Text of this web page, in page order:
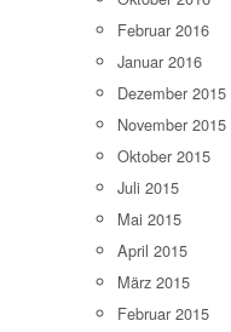
Februar 2016
Januar 2016
Dezember 2015
November 2015
Oktober 2015
Juli 2015
Mai 2015
April 2015
März 2015
Februar 2015